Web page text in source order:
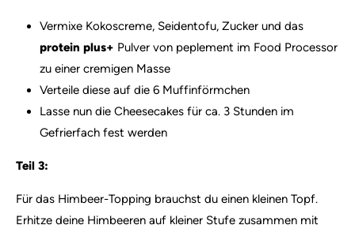
Vermixe Kokoscreme, Seidentofu, Zucker und das
protein plus+ Pulver von peplement im Food Processor
zu einer cremigen Masse
Verteile diese auf die 6 Muffinförmchen
Lasse nun die Cheesecakes für ca. 3 Stunden im
Gefrierfach fest werden
Teil 3:
Für das Himbeer-Topping brauchst du einen kleinen Topf.
Erhitze deine Himbeeren auf kleiner Stufe zusammen mit